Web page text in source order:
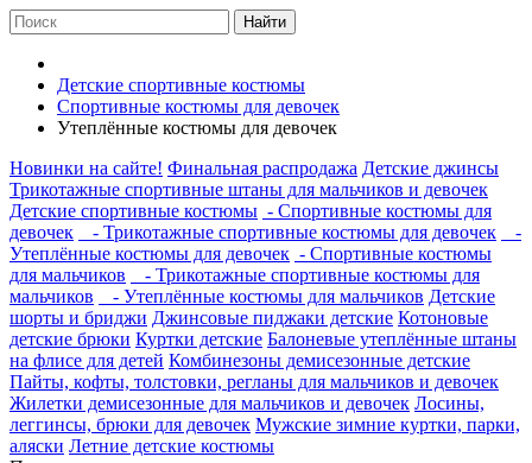
Найти
Детские спортивные костюмы
Спортивные костюмы для девочек
Утеплённые костюмы для девочек
Новинки на сайте! Финальная распродажа Детские джинсы
Трикотажные спортивные штаны для мальчиков и девочек
Детские спортивные костюмы - Спортивные костюмы для
девочек
- Трикотажные спортивные костюмы для девочек
-
Утеплённые костюмы для девочек - Спортивные костюмы
для мальчиков
- Трикотажные спортивные костюмы для
мальчиков
- Утеплённые костюмы для мальчиков Детские
шорты и бриджи Джинсовые пиджаки детские Котоновые
детские брюки Куртки детские Балоневые утеплённые штаны
на флисе для детей Комбинезоны демисезонные детские
Пайты, кофты, толстовки, регланы для мальчиков и девочек
Жилетки демисезонные для мальчиков и девочек Лосины,
леггинсы, брюки для девочек Мужские зимние куртки, парки,
аляски Летние детские костюмы